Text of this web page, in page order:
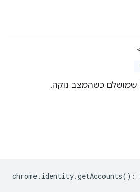
chrome. identity.getAccounts() :